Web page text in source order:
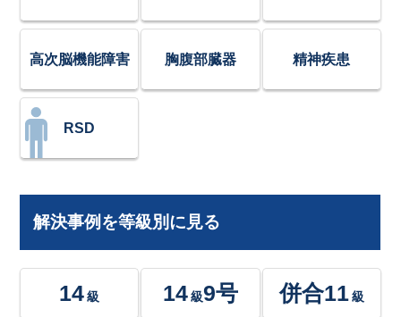
高次脳機能障害 胸腹部臓器 精神疾患
RSD
解決事例を等級別に見る
14 級 14級9号 併合11 級